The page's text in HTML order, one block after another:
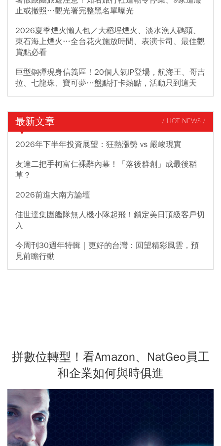
止或撤照…觀光署完整黑名單曝光
2026夏季煙火懶人包／大稻埕煙火、淡水漁人碼頭、
東石海上煙火…全台花火施放時間、表演卡司、最佳觀
賞點必看
巨型鋼彈現身信義區！20個人氣IP登場，航海王、哥吉
拉、七龍珠、寶可夢…盤點打卡熱點，活動只到這天
最新文章 / HOT NEWS /
2026年下半年投資展望：狂熱漲勢 vs 嚴峻現實
友達二把手柯富仁裸辭內幕！「落後群創」成最後稻
草？
2026前進大南方論壇
佳世達集團艦隊無人機小隊起飛！鎖定美日頂級客戶切
入
今周刊30週年特輯｜更好的台灣：回望精彩風雲，預
見前瞻行動
拼數位轉型！看Amazon、NatGeo員工
和企業如何與時俱進